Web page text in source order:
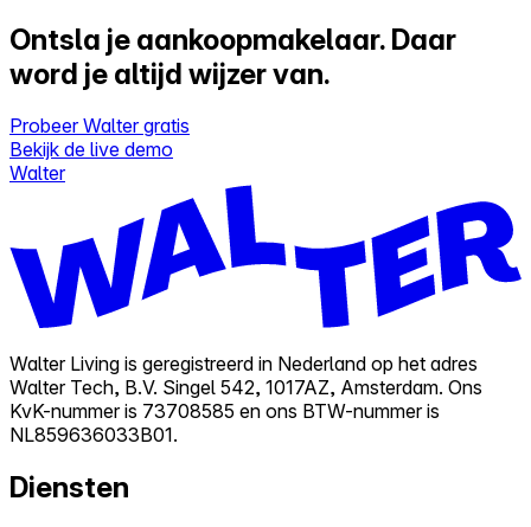
Ontsla je aankoopmakelaar. Daar
word je altijd wijzer van.
Probeer Walter gratis
Bekijk de live demo
Walter
Walter Living is geregistreerd in Nederland op het adres
Walter Tech, B.V. Singel 542, 1017AZ, Amsterdam. Ons
KvK-nummer is 73708585 en ons BTW-nummer is
NL859636033B01.
Diensten